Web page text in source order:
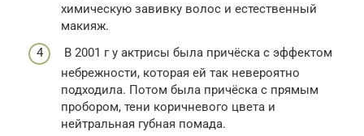
химическую завивку волос и естественный
макияж.
В 2001 г у актрисы была причёска с эффектом
небрежности, которая ей так невероятно
подходила. Потом была причёска с прямым
пробором, тени коричневого цвета и
нейтральная губная помада.